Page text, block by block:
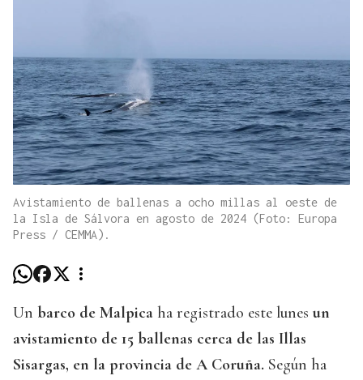
Avistamiento de ballenas a ocho millas al oeste de
la Isla de Sálvora en agosto de 2024 (Foto: Europa
Press / CEMMA).
Un barco de Malpica ha registrado este lunes un
avistamiento de 15 ballenas cerca de las Illas
Sisargas, en la provincia de A Coruña. Según ha